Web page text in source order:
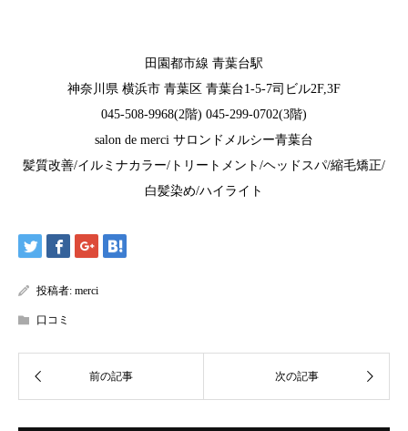
田園都市線 青葉台駅
神奈川県 横浜市 青葉区 青葉台1-5-7司ビル2F,3F
045-508-9968(2階) 045-299-0702(3階)
salon de merci サロンドメルシー青葉台
髪質改善/イルミナカラー/トリートメント/ヘッドスパ/縮毛矯正/
白髪染め/ハイライト
投稿者: merci
口コミ